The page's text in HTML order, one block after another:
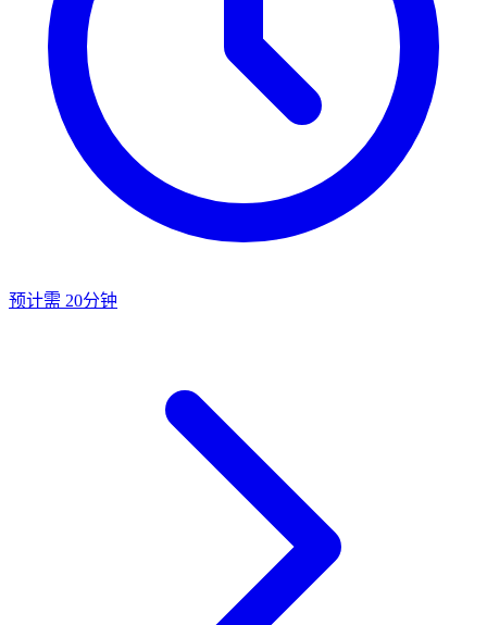
预计需 20分钟